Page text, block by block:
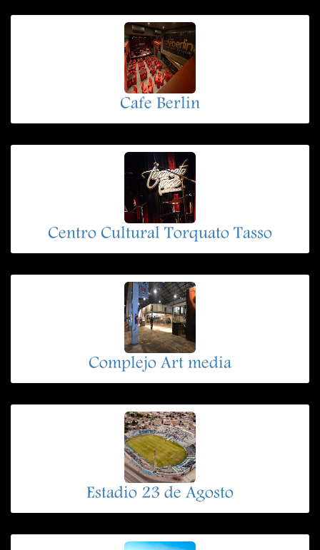
Cafe Berlin
Centro Cultural Torquato Tasso
Complejo Art media
Estadio 23 de Agosto